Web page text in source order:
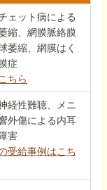
ェット病による
縮、網膜脈絡膜
萎縮、網膜はく
症
ちら
経性難聴、メニ
外傷による内耳
害
受給事例はこち